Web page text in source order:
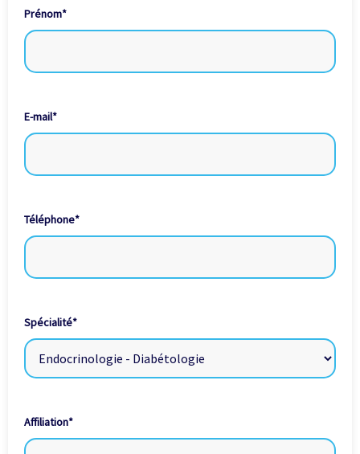
Prénom*
E-mail*
Téléphone*
Spécialité*
Affiliation*